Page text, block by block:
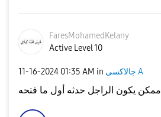
FaresMohamedKelany
Active Level 10
‎11-16-2024 01:35 AM in جالاكسى A
ممكن يكون الراجل حدثه أول ما فتحه